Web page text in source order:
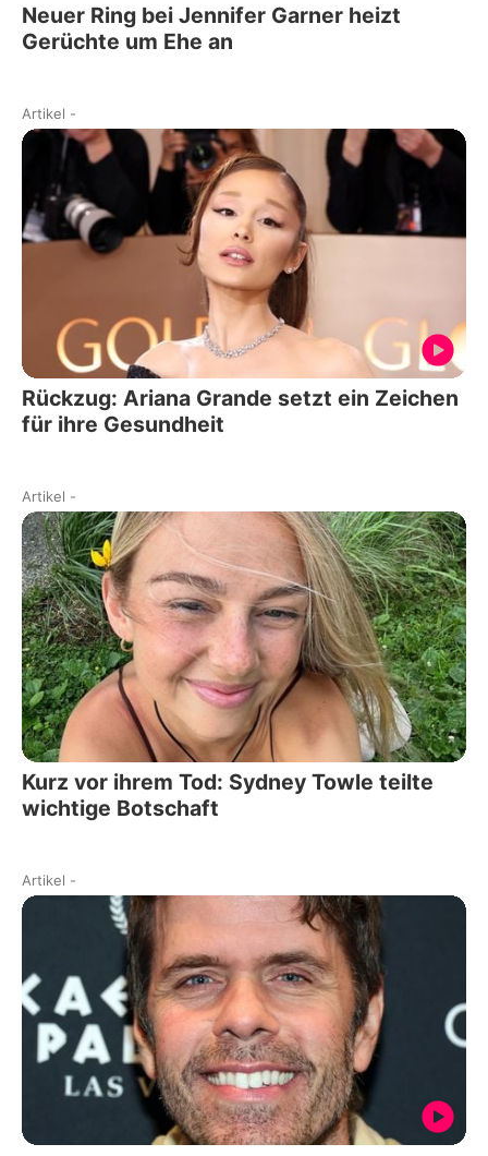
Neuer Ring bei Jennifer Garner heizt
Gerüchte um Ehe an
Artikel -
Rückzug: Ariana Grande setzt ein Zeichen
für ihre Gesundheit
Artikel -
Kurz vor ihrem Tod: Sydney Towle teilte
wichtige Botschaft
Artikel -